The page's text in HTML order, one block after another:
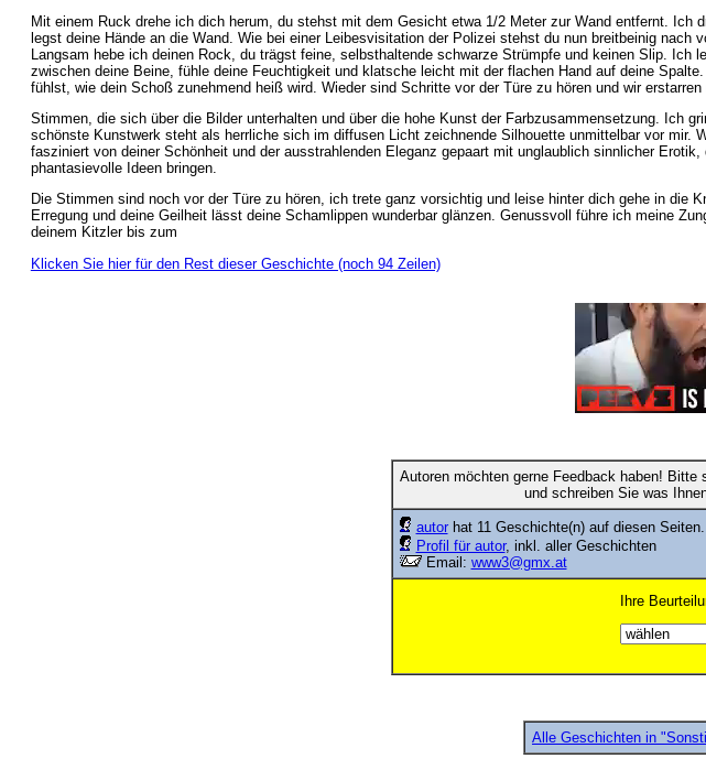
Mit einem Ruck drehe ich dich herum, du stehst mit dem Gesicht etwa 1/2 Meter zur Wand entfernt. Ich
legst deine Hände an die Wand. Wie bei einer Leibesvisitation der Polizei stehst du nun breitbeinig nach
Langsam hebe ich deinen Rock, du trägst feine, selbsthaltende schwarze Strümpfe und keinen Slip. Ich
zwischen deine Beine, fühle deine Feuchtigkeit und klatsche leicht mit der flachen Hand auf deine
fühlst, wie dein Schoß zunehmend heiß wird. Wieder sind Schritte vor der Türe zu hören und wir erstarren
Stimmen, die sich über die Bilder unterhalten und über die hohe Kunst der Farbzusammensetzung. Ich
schönste Kunstwerk steht als herrliche sich im diffusen Licht zeichnende Silhouette unmittelbar vor mir.
fasziniert von deiner Schönheit und der ausstrahlenden Eleganz gepaart mit unglaublich sinnlicher Erotik,
phantasievolle Ideen bringen.
Die Stimmen sind noch vor der Türe zu hören, ich trete ganz vorsichtig und leise hinter dich gehe in die
Erregung und deine Geilheit lässt deine Schamlippen wunderbar glänzen. Genussvoll führe ich meine
deinem Kitzler bis zum
Klicken Sie hier für den Rest dieser Geschichte (noch 94 Zeilen)
Autoren möchten gerne Feedback haben!
und schreiben Sie was
autorhat 11 Geschichte(n) auf diesen Seiten.
Profil für autor, inkl. aller Geschichten
Email: www3@gmx.at
Ihre
Alle Geschichten in